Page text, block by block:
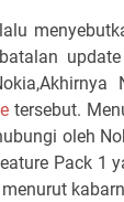
tersebut.
oleh
Pack 1